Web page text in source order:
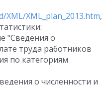
XML_plan_2013.htm,
"Сведения о
труда работников
по категориям
о численности и